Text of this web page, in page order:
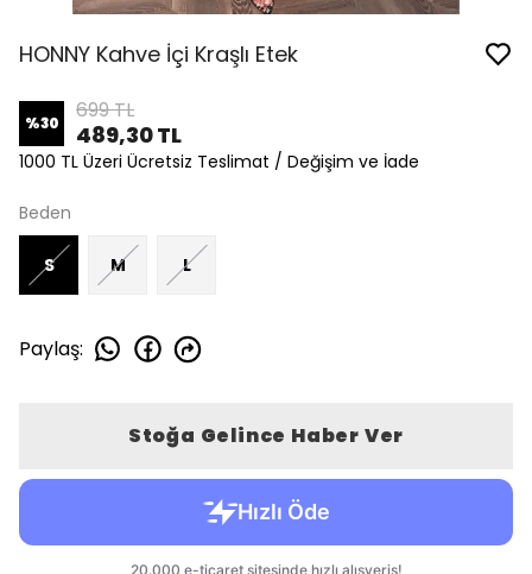
HONNY Kahve İçi Kraşlı Etek
%30 699 TL
489,30 TL
1000 TL Üzeri Ücretsiz Teslimat / Değişim ve İade
Beden
S M L
Paylaş:
Stoğa Gelince Haber Ver